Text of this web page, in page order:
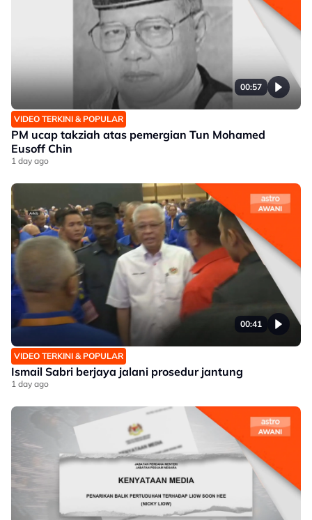
00:57
VIDEO TERKINI & POPULAR
PM ucap takziah atas pemergian Tun Mohamed
Eusoff Chin
1 day ago
00:41
VIDEO TERKINI & POPULAR
Ismail Sabri berjaya jalani prosedur jantung
1 day ago